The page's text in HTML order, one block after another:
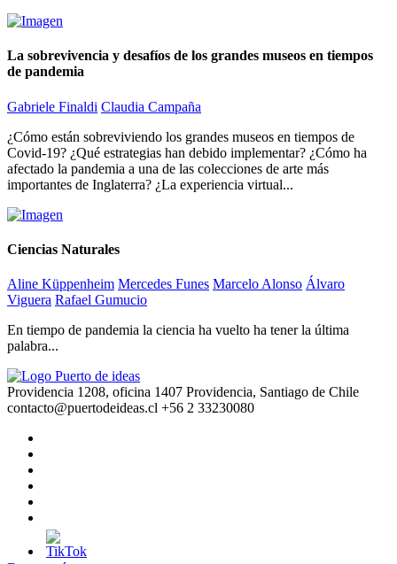
La sobrevivencia y desafíos de los grandes museos en tiempos
de pandemia
Gabriele Finaldi Claudia Campaña
¿Cómo están sobreviviendo los grandes museos en tiempos de
Covid-19? ¿Qué estrategias han debido implementar? ¿Cómo ha
afectado la pandemia a una de las colecciones de arte más
importantes de Inglaterra? ¿La experiencia virtual...
Ciencias Naturales
Aline Küppenheim Mercedes Funes Marcelo Alonso Álvaro
Viguera Rafael Gumucio
En tiempo de pandemia la ciencia ha vuelto ha tener la última
palabra...
Providencia 1208, oficina 1407 Providencia, Santiago de Chile
contacto@puertodeideas.cl +56 2 33230080